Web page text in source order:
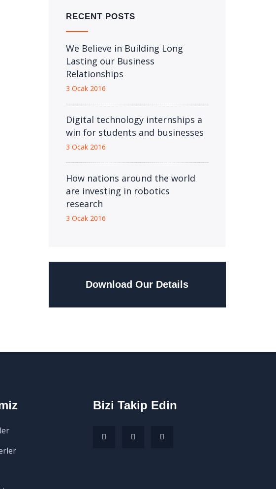
RECENT POSTS
We Believe in Building Long
Lasting our Business
Relationships
3 Ocak 2016
Digital technology internships a
win for students and businesses
3 Ocak 2016
How nations around the world
are investing in robotics
research
3 Ocak 2016
Download Our Details
Bizi Takip Edin